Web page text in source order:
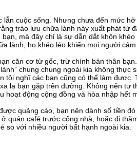
cuộc sống. Nhưng chưa đến mức
trào lưu chữa lành này xuất phát từ
mà đây chỉ là sự dẫn dắt khôn
lành, họ khéo léo khiến mọi người
căn cơ từ gốc, trừ chính bản thân
chung chung ngoài kia không thực
nghĩ các bạn cũng có thể làm được.
lạ bạn gặp trên đường. Không nên tự
động cộng đồng và hòa nhập hết
quảng cáo, bạn nên dành số tiền
quán café trước cổng nhà, hoặc đi
so với nhiều người bất hạnh ngoài kia.